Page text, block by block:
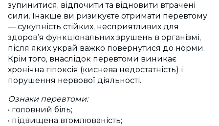
зупинитися, відпочити та відновити втрачені
сили. Інакше ви ризикуєте отримати перевтому
— сукупність стійких, несприятливих для
здоров’я функціональних зрушень в організмі,
після яких украй важко повернутися до норми.
Крім того, внаслідок перевтоми виникає
хронічна гіпоксія (киснева недостатність) і
порушення нервової діяльності.
Ознаки перевтоми:
• головний біль;
• підвищена втомлюваність;